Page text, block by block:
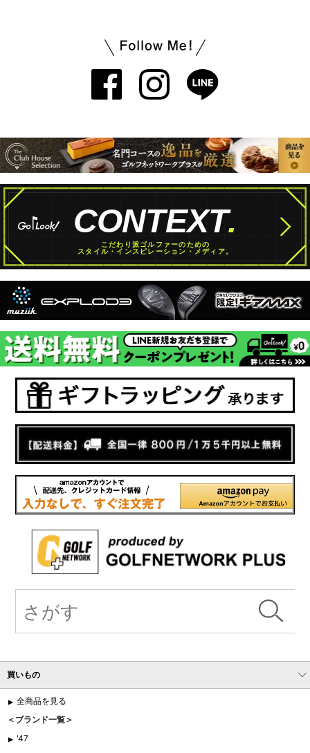
買いもの
全商品を見る
＜ブランド一覧＞
'47